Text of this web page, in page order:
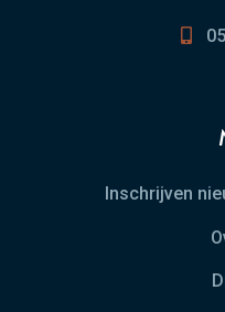
Inschrijven